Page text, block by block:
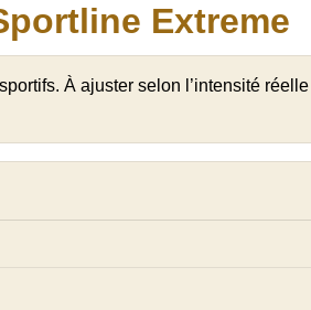
Extreme
À ajuster selon l’intensité réelle